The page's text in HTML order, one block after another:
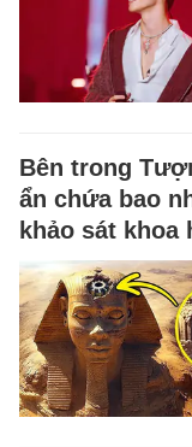
Bên trong
ẩn chứa bao
khảo sát khoa